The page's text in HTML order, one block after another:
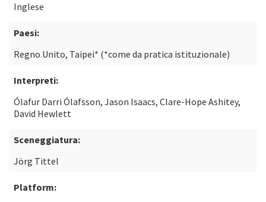
Inglese
Paesi:
Regno Unito, Taipei* (*come da pratica istituzionale)
Interpreti:
Ólafur Darri Ólafsson, Jason Isaacs, Clare-Hope Ashitey,
David Hewlett
Sceneggiatura:
Jörg Tittel
Platform: